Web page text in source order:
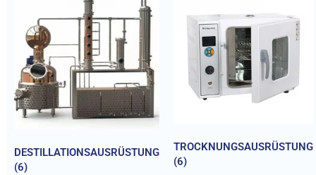
DESTILLATIONSAUSRÜSTUNG
(6)
TROCKNUNGSAUSRÜSTUNG
(6)